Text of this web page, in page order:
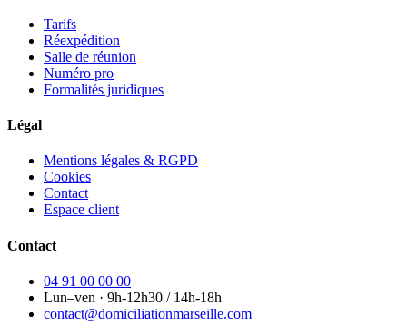
Tarifs
Réexpédition
Salle de réunion
Numéro pro
Formalités juridiques
Légal
Mentions légales & RGPD
Cookies
Contact
Espace client
Contact
04 91 00 00 00
Lun–ven · 9h-12h30 / 14h-18h
contact@domiciliationmarseille.com